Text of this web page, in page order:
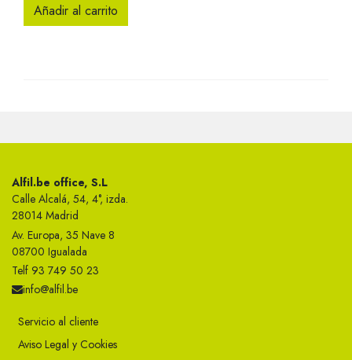
Añadir al carrito
Alfil.be office, S.L
Calle Alcalá, 54, 4°, izda.
28014 Madrid
Av. Europa, 35 Nave 8
08700 Igualada
Telf 93 749 50 23
info@alfil.be
Servicio al cliente
Aviso Legal y Cookies